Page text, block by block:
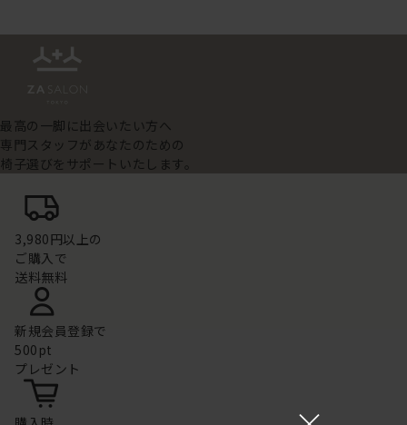
最高の一脚に出会いたい方へ
専門スタッフがあなたのための
椅子選びをサポートいたします。
3,980円以上の
ご購入で
送料無料
新規会員登録で
500pt
プレゼント